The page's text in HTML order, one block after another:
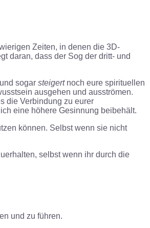
Zeiten, in denen die 3D-
daran, dass der Sog der dritt- und
sogar steigertnoch eure spirituellen
ausgehen und ausströmen.
die Verbindung zu eurer
eine höhere Gesinnung beibehält.
können. Selbst wenn sie nicht
selbst wenn ihr durch die
und zu führen.